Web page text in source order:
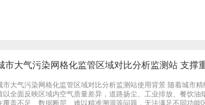
市大气污染网格化监管区域对比分析监测站 支撑
市大气污染网格化监管区域对比分析监测站使用背景 随着城市
以全面反映区域内空气质量差异，道路扬尘、工业排放、餐饮
覆盖不足、数据断层、难以精准溯源等问题，无法满足不同功